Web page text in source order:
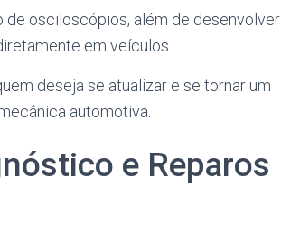
de osciloscópios, além de desenvolver
em veículos.
deseja se atualizar e se tornar um
automotiva.
e Reparos